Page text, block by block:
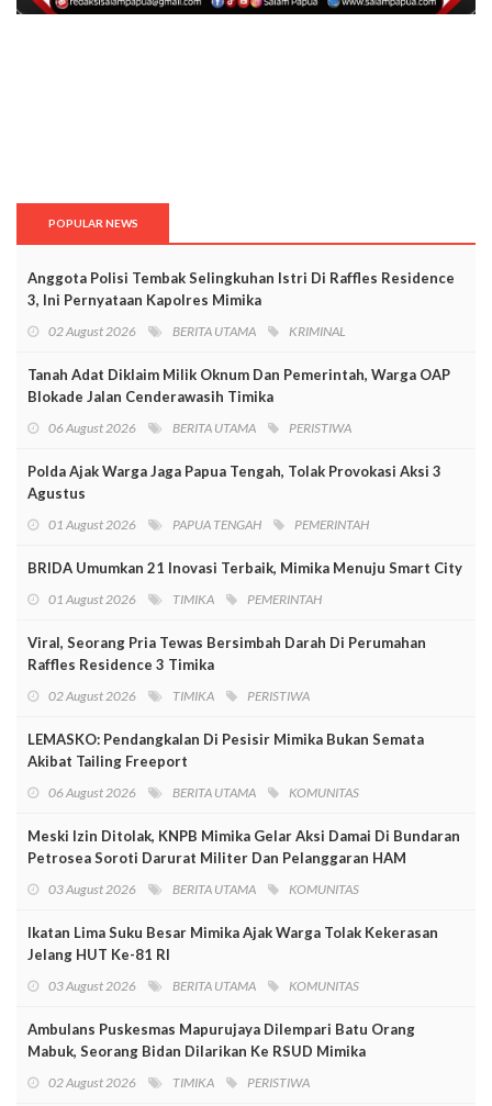
POPULAR NEWS
Anggota Polisi Tembak Selingkuhan Istri Di Raffles Residence
3, Ini Pernyataan Kapolres Mimika
02 August 2026 BERITA UTAMA KRIMINAL
Tanah Adat Diklaim Milik Oknum Dan Pemerintah, Warga OAP
Blokade Jalan Cenderawasih Timika
06 August 2026 BERITA UTAMA PERISTIWA
Polda Ajak Warga Jaga Papua Tengah, Tolak Provokasi Aksi 3
Agustus
01 August 2026 PAPUA TENGAH PEMERINTAH
BRIDA Umumkan 21 Inovasi Terbaik, Mimika Menuju Smart City
01 August 2026 TIMIKA PEMERINTAH
Viral, Seorang Pria Tewas Bersimbah Darah Di Perumahan
Raffles Residence 3 Timika
02 August 2026 TIMIKA PERISTIWA
LEMASKO: Pendangkalan Di Pesisir Mimika Bukan Semata
Akibat Tailing Freeport
06 August 2026 BERITA UTAMA KOMUNITAS
Meski Izin Ditolak, KNPB Mimika Gelar Aksi Damai Di Bundaran
Petrosea Soroti Darurat Militer Dan Pelanggaran HAM
03 August 2026 BERITA UTAMA KOMUNITAS
Ikatan Lima Suku Besar Mimika Ajak Warga Tolak Kekerasan
Jelang HUT Ke-81 RI
03 August 2026 BERITA UTAMA KOMUNITAS
Ambulans Puskesmas Mapurujaya Dilempari Batu Orang
Mabuk, Seorang Bidan Dilarikan Ke RSUD Mimika
02 August 2026 TIMIKA PERISTIWA